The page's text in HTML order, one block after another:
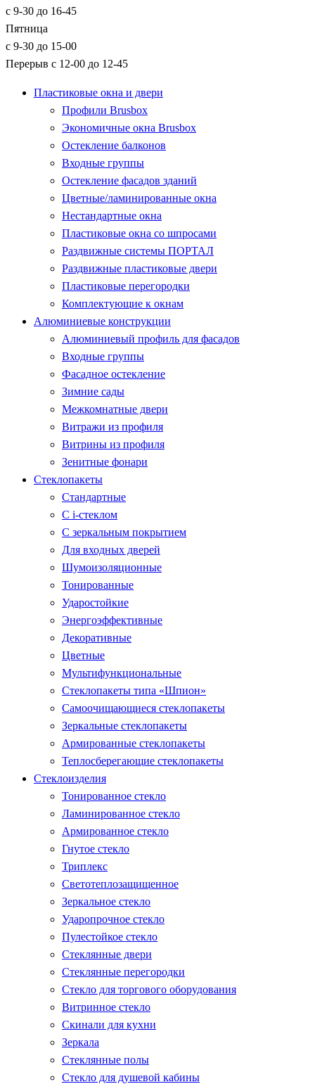
с 9-30 до 16-45
Пятница
с 9-30 до 15-00
Перерыв с 12-00 до 12-45
Пластиковые окна и двери
Профили Brusbox
Экономичные окна Brusbox
Остекление балконов
Входные группы
Остекление фасадов зданий
Цветные/ламинированные окна
Нестандартные окна
Пластиковые окна со шпросами
Раздвижные системы ПОРТАЛ
Раздвижные пластиковые двери
Пластиковые перегородки
Комплектующие к окнам
Алюминиевые конструкции
Алюминиевый профиль для фасадов
Входные группы
Фасадное остекление
Зимние сады
Межкомнатные двери
Витражи из профиля
Витрины из профиля
Зенитные фонари
Стеклопакеты
Стандартные
С i-стеклом
С зеркальным покрытием
Для входных дверей
Шумоизоляционные
Тонированные
Ударостойкие
Энергоэффективные
Декоративные
Цветные
Мультифункциональные
Стеклопакеты типа «Шпион»
Самоочищающиеся стеклопакеты
Зеркальные стеклопакеты
Армированные стеклопакеты
Теплосберегающие стеклопакеты
Стеклоизделия
Тонированное стекло
Ламинированное стекло
Армированное стекло
Гнутое стекло
Триплекс
Светотеплозащищенное
Зеркальное стекло
Ударопрочное стекло
Пулестойкое стекло
Стеклянные двери
Стеклянные перегородки
Стекло для торгового оборудования
Витринное стекло
Скинали для кухни
Зеркала
Стеклянные полы
Стекло для душевой кабины